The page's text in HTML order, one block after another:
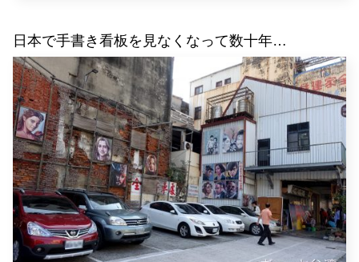
日本で手書き看板を見なくなって数十年…